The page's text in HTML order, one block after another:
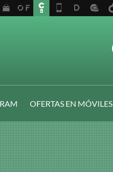
OFERTAS EN MÓVILES